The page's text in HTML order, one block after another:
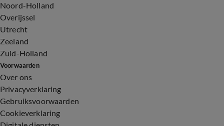
Noord-Holland
Overijssel
Utrecht
Zeeland
Zuid-Holland
Voorwaarden
Over ons
Privacyverklaring
Gebruiksvoorwaarden
Cookieverklaring